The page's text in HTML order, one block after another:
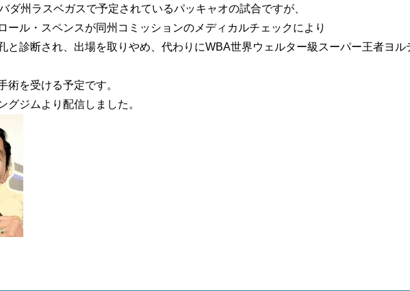
ダ州ラスベガスで予定されているパッキャオの試合ですが、
ール・スペンスが同州コミッションのメディカルチェックにより
と診断され、出場を取りやめ、代わりにWBA世界ウェルター級スーパー王者ヨ
術を受ける予定です。
グジムより配信しました。